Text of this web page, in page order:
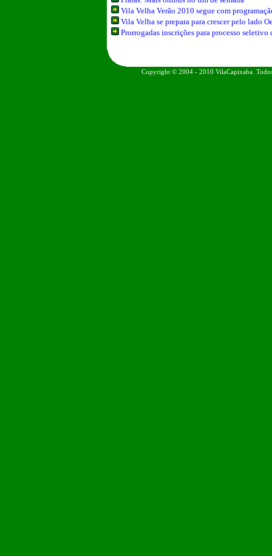
Vila Velha Verão 2010 segue com
Vila Velha se prepara para crescer pelo lado
Prorrogadas inscrições para processo
Copyright © 2004 - 2010 VilaCapixaba.